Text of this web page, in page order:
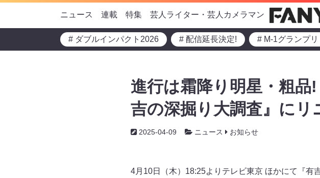
ニュース 連載 特集 芸人ライター・芸人カメラマン
# ダブルインパクト2026 # 配信延長決定! # M-1グランプリ
進行は霜降り明星・粗
吉の深掘り大調査』にリ
2025-04-09 ニュース お知らせ
4月10日（木）18:25よりテレビ東京 ほかにて『有